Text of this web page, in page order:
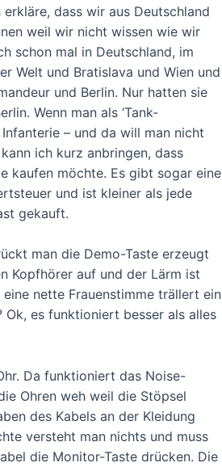
dass wir aus Deutschland
weil wir nicht wissen wie wir
schon mal in Deutschland, im
Welt und Bratislava und Wien und
und Berlin. Nur hatten sie
Wenn man als ‘Tank-
– und da will man nicht
ich kurz anbringen, dass
kaufen möchte. Es gibt sogar eine
und ist kleiner als jede
gekauft.
man die Demo-Taste erzeugt
Kopfhörer auf und der Lärm ist
nette Frauenstimme trällert ein
Ok, es funktioniert besser als alles
Da funktioniert das Noise-
Ohren weh weil die Stöpsel
des Kabels an der Kleidung
versteht man nichts und muss
die Monitor-Taste drücken. Die